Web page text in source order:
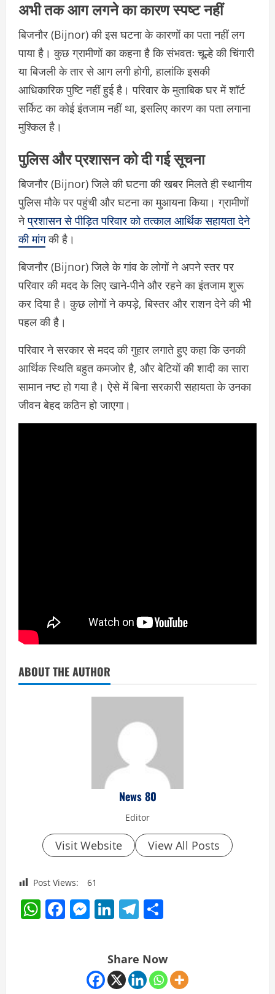
अभी तक आग लगने का कारण स्पष्ट नहीं
बिजनौर (Bijnor) की इस घटना के कारणों का पता नहीं लग
पाया है। कुछ ग्रामीणों का कहना है कि संभवतः चूल्हे की चिंगारी
या बिजली के तार से आग लगी होगी, हालांकि इसकी
आधिकारिक पुष्टि नहीं हुई है। परिवार के मुताबिक घर में शॉर्ट
सर्किट का कोई इंतजाम नहीं था, इसलिए कारण का पता लगाना
मुश्किल है।
पुलिस और प्रशासन को दी गई सूचना
बिजनौर (Bijnor) जिले की घटना की खबर मिलते ही स्थानीय
पुलिस मौके पर पहुंची और घटना का मुआयना किया। ग्रामीणों
नेप्रशासन से पीड़ित परिवार को तत्काल आर्थिक सहायता देने
की मांगकी है।
बिजनौर (Bijnor) जिले के गांव के लोगों ने अपने स्तर पर
परिवार की मदद के लिए खाने-पीने और रहने का इंतजाम शुरू
कर दिया है। कुछ लोगों ने कपड़े, बिस्तर और राशन देने की भी
पहल की है।
परिवार ने सरकार से मदद की गुहार लगाते हुए कहा कि उनकी
आर्थिक स्थिति बहुत कमजोर है, और बेटियों की शादी का सारा
सामान नष्ट हो गया है। ऐसे में बिना सरकारी सहायता के उनका
जीवन बेहद कठिन हो जाएगा।
ABOUT THE AUTHOR
News 80
Editor
Visit Website View All Posts
Post Views: 61
WhatsApp
Facebook
Messenger
LinkedIn
Telegram
Share Now